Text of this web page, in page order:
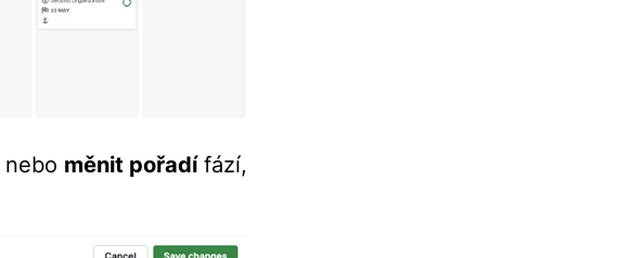
nebo měnit pořadífází,